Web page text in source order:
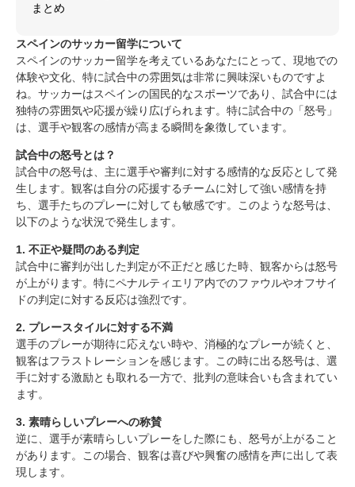
まとめ
スペインのサッカー留学について
スペインのサッカー留学を考えているあなたにとって、現地での
体験や文化、特に試合中の雰囲気は非常に興味深いものですよ
ね。サッカーはスペインの国民的なスポーツであり、試合中には
独特の雰囲気や応援が繰り広げられます。特に試合中の「怒号」
は、選手や観客の感情が高まる瞬間を象徴しています。
試合中の怒号とは？
試合中の怒号は、主に選手や審判に対する感情的な反応として発
生します。観客は自分の応援するチームに対して強い感情を持
ち、選手たちのプレーに対しても敏感です。このような怒号は、
以下のような状況で発生します。
1. 不正や疑問のある判定
試合中に審判が出した判定が不正だと感じた時、観客からは怒号
が上がります。特にペナルティエリア内でのファウルやオフサイ
ドの判定に対する反応は強烈です。
2. プレースタイルに対する不満
選手のプレーが期待に応えない時や、消極的なプレーが続くと、
観客はフラストレーションを感じます。この時に出る怒号は、選
手に対する激励とも取れる一方で、批判の意味合いも含まれてい
ます。
3. 素晴らしいプレーへの称賛
逆に、選手が素晴らしいプレーをした際にも、怒号が上がること
があります。この場合、観客は喜びや興奮の感情を声に出して表
現します。